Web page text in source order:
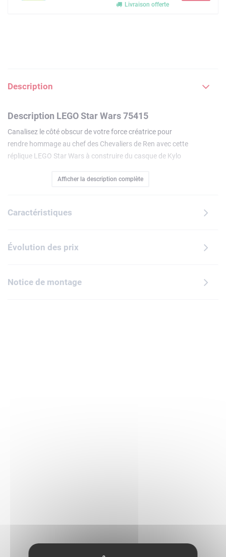
Livraison offerte
Description
Description LEGO Star Wars 75415
Canalisez le côté obscur de votre force créatrice pour
rendre hommage au chef des Chevaliers de Ren avec cette
réplique LEGO Star Wars à construire du casque de Kylo
adultes créatifs, ce set célèbre le 10e anniversaire du film
du casque avec des briques LEGO, dont des éléments
pour une décoration Star Wars saisissante. Ce set s'adresse
à la fois aux constructeurs LEGO confirmés et aux fans de
inclut des instructions qui vous guideront étape par étape
dans cet assemblage complexe. En outre, l'application
Afficher la description complète
Caractéristiques
Évolution des prix
Notice de montage